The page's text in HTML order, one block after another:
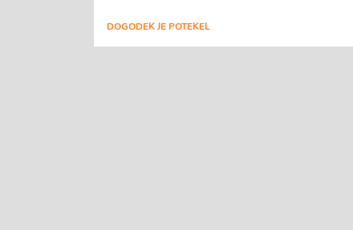
DOGODEK JE POTEKEL